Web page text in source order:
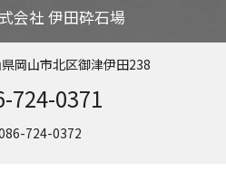
会社 伊田砕石場
岡山市北区御津伊田238
724-0371
724-0372